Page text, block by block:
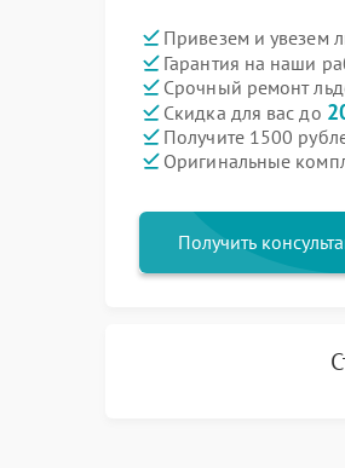
Привезем и увезем
Гарантия на наши
Срочный ремонт
Скидка для вас до
Получите 1500
Оригинальные
Получить